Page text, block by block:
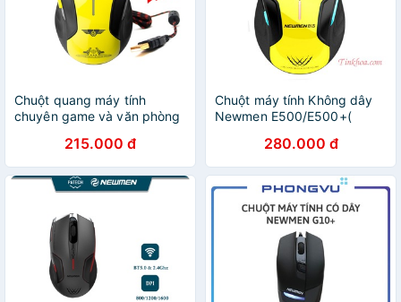
Chuột quang máy tính
chuyên game và văn phòng
mới nhất tất cả trong tầm
ngắm
215.000 đ
Chuột máy tính Không dây
Newmen E500/E500+(
280.000 đ